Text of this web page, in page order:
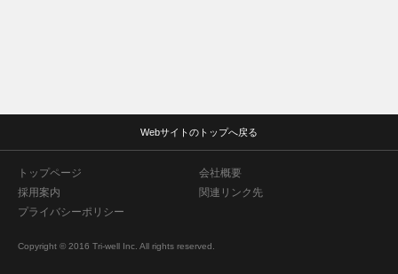
Webサイトのトップへ戻る
トップページ
会社概要
採用案内
関連リンク先
プライバシーポリシー
Copyright © 2016 Tri-well Inc. All rights reserved.